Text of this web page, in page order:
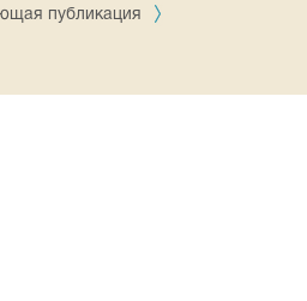
публикация